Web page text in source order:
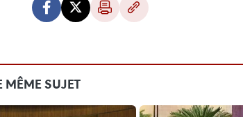
MÊME SUJET